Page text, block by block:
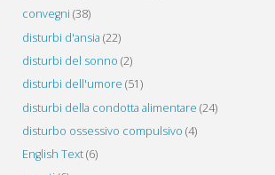
convegni (38)
disturbi d'ansia (22)
disturbi del sonno (2)
disturbi dell'umore (51)
disturbi della condotta alimentare (24)
disturbo ossessivo compulsivo (4)
English Text(6)